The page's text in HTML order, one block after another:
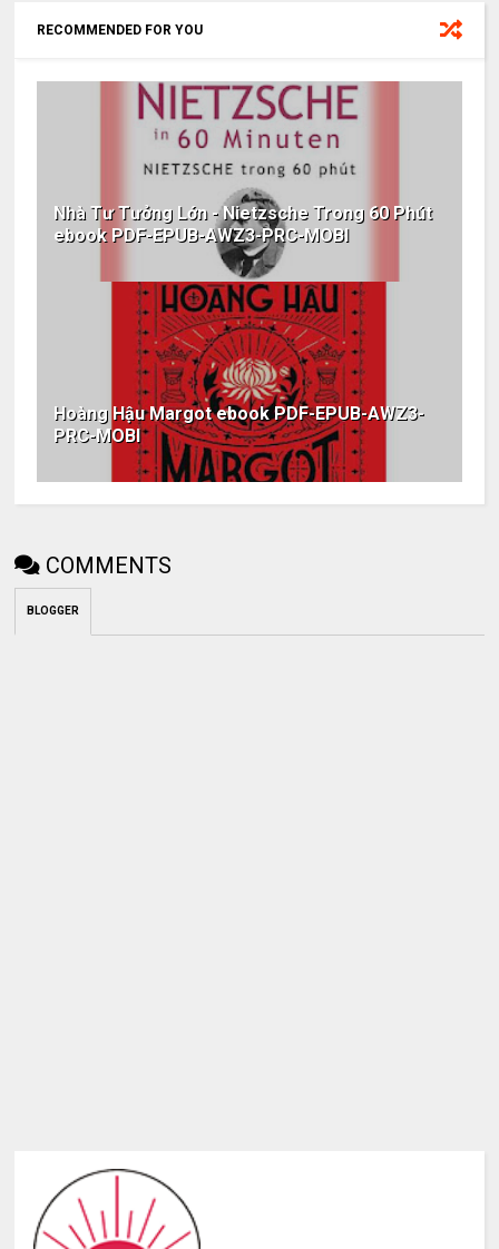
RECOMMENDED FOR YOU
Nhà Tư Tưởng Lớn - Nietzsche Trong 60 Phút
ebook PDF-EPUB-AWZ3-PRC-MOBI
Hoàng Hậu Margot ebook PDF-EPUB-AWZ3-
PRC-MOBI
COMMENTS
BLOGGER